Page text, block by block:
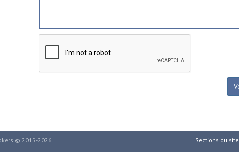
© 2015-2026. Sections du site